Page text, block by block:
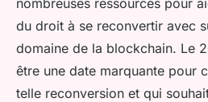
du droit à se reconvertir avec
domaine de la blockchain. Le
être une date marquante pour
telle reconversion et qui